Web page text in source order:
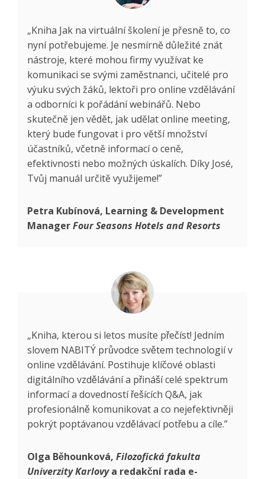
„Kniha Jak na virtuální školení je přesně to, co
nyní potřebujeme. Je nesmírně důležité znát
nástroje, které mohou firmy využívat ke
komunikaci se svými zaměstnanci, učitelé pro
výuku svých žáků, lektoři pro online vzdělávání
a odborníci k pořádání webinářů. Nebo
skutečně jen vědět, jak udělat online meeting,
který bude fungovat i pro větší množství
účastníků, včetně informací o ceně,
efektivnosti nebo možných úskalích. Díky José,
Tvůj manuál určitě využijeme!”
Petra Kubínová, Learning & Development
ManagerFour Seasons Hotels and Resorts
„Kniha, kterou si letos musíte přečíst! Jedním
slovem NABITÝ průvodce světem technologií v
online vzdělávání. Postihuje klíčové oblasti
digitálního vzdělávání a přináší celé spektrum
informací a dovedností řešících Q&A, jak
profesionálně komunikovat a co nejefektivněji
pokrýt poptávanou vzdělávací potřebu a cíle.”
Olga Běhounková, Filozofická fakulta
Univerzity Karlovya redakční rada e-